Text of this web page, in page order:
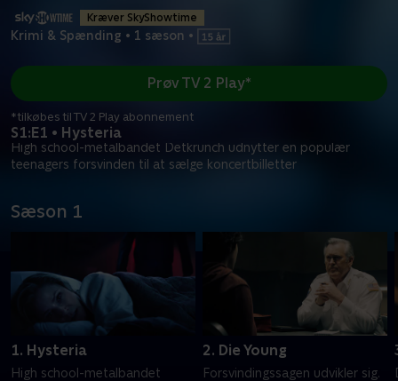
Kræver SkyShowtime
Krimi & Spænding • 1 sæson •
S1:E1 • Hysteria
High school-metalbandet Detkrunch udnytter en populær
teenagers forsvinden til at sælge koncertbilletter
Prøv TV 2 Play*
*tilkøbes til TV 2 Play abonnement
Sæson 1
1. Hysteria
High school-metalbandet
2. Die Young
Forsvindingssagen udvikler sig.